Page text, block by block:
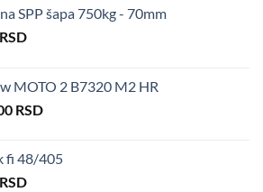
SPP šapa 750kg - 70mm
RSD
MOTO 2 B7320 M2 HR
RSD
fi 48/405
RSD